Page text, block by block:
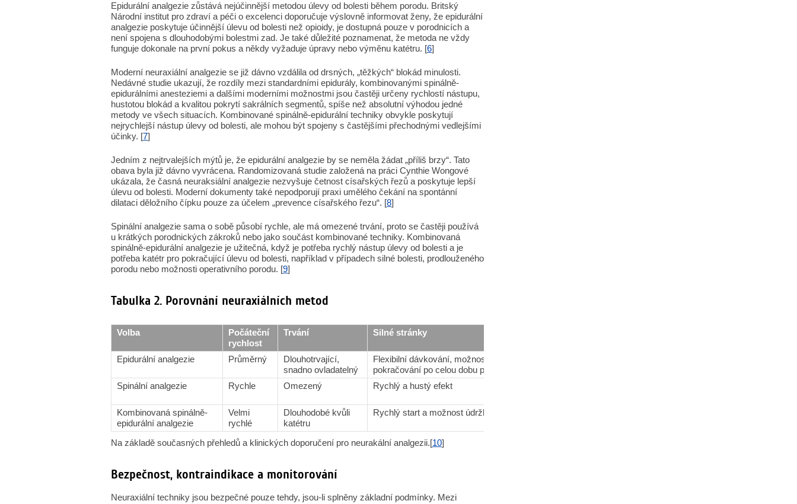
Epidurální analgezie zůstává nejúčinnější metodou úlevy od bolesti během porodu. Britský
Národní institut pro zdraví a péči o excelenci doporučuje výslovně informovat ženy, že epidurální
analgezie poskytuje účinnější úlevu od bolesti než opioidy, je dostupná pouze v porodnicích a
není spojena s dlouhodobými bolestmi zad. Je také důležité poznamenat, že metoda ne vždy
funguje dokonale na první pokus a někdy vyžaduje úpravy nebo výměnu katétru. [6]
Moderní neuraxiální analgezie se již dávno vzdálila od drsných, „těžkých“ blokád minulosti.
Nedávné studie ukazují, že rozdíly mezi standardními epidurály, kombinovanými spinálně-
epidurálními anesteziemi a dalšími moderními možnostmi jsou častěji určeny rychlostí nástupu,
hustotou blokád a kvalitou pokrytí sakrálních segmentů, spíše než absolutní výhodou jedné
metody ve všech situacích. Kombinované spinálně-epidurální techniky obvykle poskytují
nejrychlejší nástup úlevy od bolesti, ale mohou být spojeny s častějšími přechodnými vedlejšími
účinky. [7]
Jedním z nejtrvalejších mýtů je, že epidurální analgezie by se neměla žádat „příliš brzy“. Tato
obava byla již dávno vyvrácena. Randomizovaná studie založená na práci Cynthie Wongové
ukázala, že časná neuraksiální analgezie nezvyšuje četnost císařských řezů a poskytuje lepší
úlevu od bolesti. Moderní dokumenty také nepodporují praxi umělého čekání na spontánní
dilataci děložního čípku pouze za účelem „prevence císařského řezu“. [8]
Spinální analgezie sama o sobě působí rychle, ale má omezené trvání, proto se častěji používá
u krátkých porodnických zákroků nebo jako součást kombinované techniky. Kombinovaná
spinálně-epidurální analgezie je užitečná, když je potřeba rychlý nástup úlevy od bolesti a je
potřeba katétr pro pokračující úlevu od bolesti, například v případech silné bolesti, prodlouženého
porodu nebo možnosti operativního porodu. [9]
Tabulka 2. Porovnání neuraxiálních metod
Volba
Počáteční
rychlost
Trvání Silné stránky
Epidurální analgezie Průměrný
Dlouhotrvající,
snadno ovladatelný
Flexibilní dávkování, možnost
pokračování po celou dobu porodu
Spinální analgezie
Rychle Omezený Rychlý a hustý efekt
Kombinovaná spinálně-
epidurální analgezie
Velmi
rychlé
Dlouhodobé kvůli
katétru
Rychlý start a možnost údržby
Na základě současných přehledů a klinických doporučení pro neurakální analgezii.[10]
Bezpečnost, kontraindikace a monitorování
Neuraxiální techniky jsou bezpečné pouze tehdy, jsou-li splněny základní podmínky. Mezi